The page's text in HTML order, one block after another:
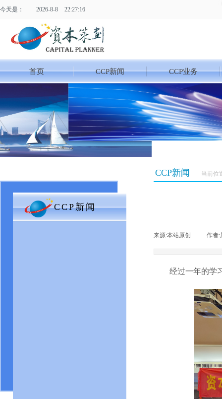
今天是： 2026-8-8 22:27:17
首页 CCP新闻 CCP业务
CCP新闻 当前位
CCP新闻
来源:本站原创 作者:
经过一年的学习